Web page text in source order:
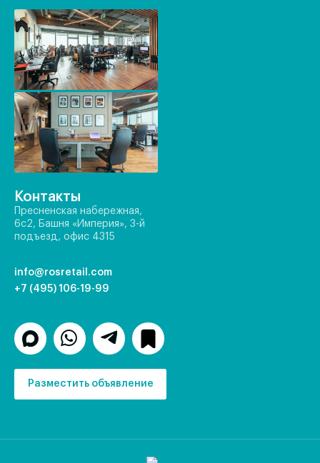
Контакты
Пресненская набережная,
6с2, Башня «Империя», 3-й
подъезд, офис 4315
info@rosretail.com
+7 (495) 106-19-99
Разместить объявление